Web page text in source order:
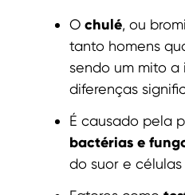
O chulé, ou
tanto homens
sendo um mito
diferenças
É causado pela
bactérias e
do suor e